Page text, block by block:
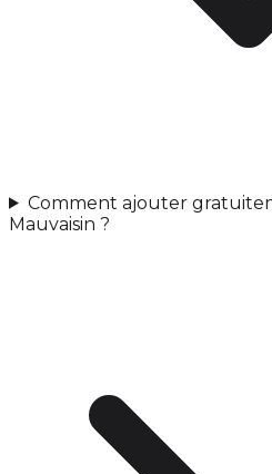
Comment ajouter
Mauvaisin ?